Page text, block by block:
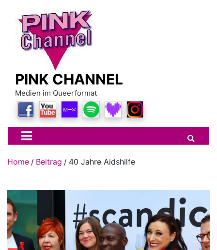
content
PINK CHANNEL
Medien im Queerformat
Home Beitrag 40 Jahre Aidshilfe